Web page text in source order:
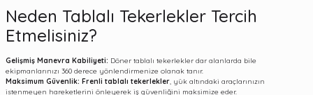
Neden Tablalı Tekerlekler Tercih
Etmelisiniz?
Gelişmiş Manevra Kabiliyeti: Döner tablalı tekerlekler dar alanlarda bile
ekipmanlarınızı 360 derece yönlendirmenize olanak tanır.
Maksimum Güvenlik: Frenli tablalı tekerlekler, yük altındaki araçlarınızın
istenmeyen hareketlerini önleyerek iş güvenliğini maksimize eder.